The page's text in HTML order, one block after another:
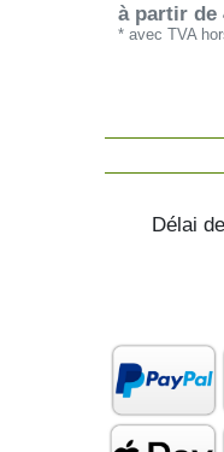
à partir de
*avec TVA
Délai